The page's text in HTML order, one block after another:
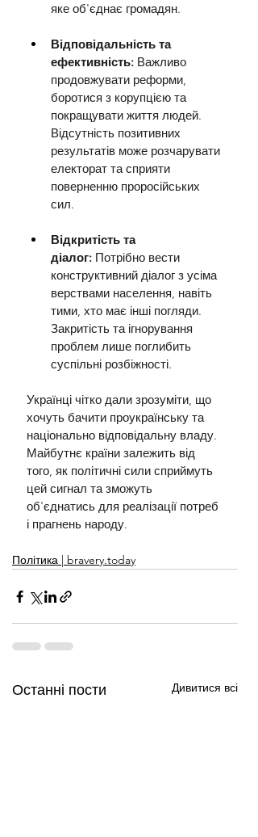
яке об'єднає громадян.
Відповідальність та
ефективність: Важливо
продовжувати реформи,
боротися з корупцією та
покращувати життя людей.
Відсутність позитивних
результатів може розчарувати
електорат та сприяти
поверненню проросійських
сил.
Відкритість та
діалог: Потрібно вести
конструктивний діалог з усіма
верствами населення, навіть
тими, хто має інші погляди.
Закритість та ігнорування
проблем лише поглибить
суспільні розбіжності.
Українці чітко дали зрозуміти, що
хочуть бачити проукраїнську та
національно відповідальну владу.
Майбутнє країни залежить від
того, як політичні сили сприймуть
цей сигнал та зможуть
об'єднатись для реалізації потреб
і прагнень народу.
Політика | bravery.today
Останні пости Дивитися всі